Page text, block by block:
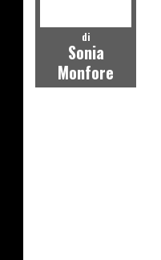
di
Sonia
Monfore